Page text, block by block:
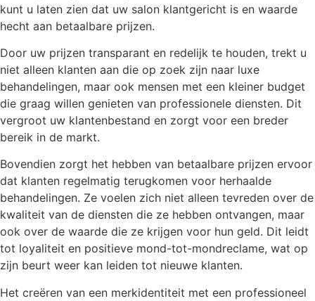
kunt u laten zien dat uw salon klantgericht is en waarde
hecht aan betaalbare prijzen.
Door uw prijzen transparant en redelijk te houden, trekt u
niet alleen klanten aan die op zoek zijn naar luxe
behandelingen, maar ook mensen met een kleiner budget
die graag willen genieten van professionele diensten. Dit
vergroot uw klantenbestand en zorgt voor een breder
bereik in de markt.
Bovendien zorgt het hebben van betaalbare prijzen ervoor
dat klanten regelmatig terugkomen voor herhaalde
behandelingen. Ze voelen zich niet alleen tevreden over de
kwaliteit van de diensten die ze hebben ontvangen, maar
ook over de waarde die ze krijgen voor hun geld. Dit leidt
tot loyaliteit en positieve mond-tot-mondreclame, wat op
zijn beurt weer kan leiden tot nieuwe klanten.
Het creëren van een merkidentiteit met een professioneel